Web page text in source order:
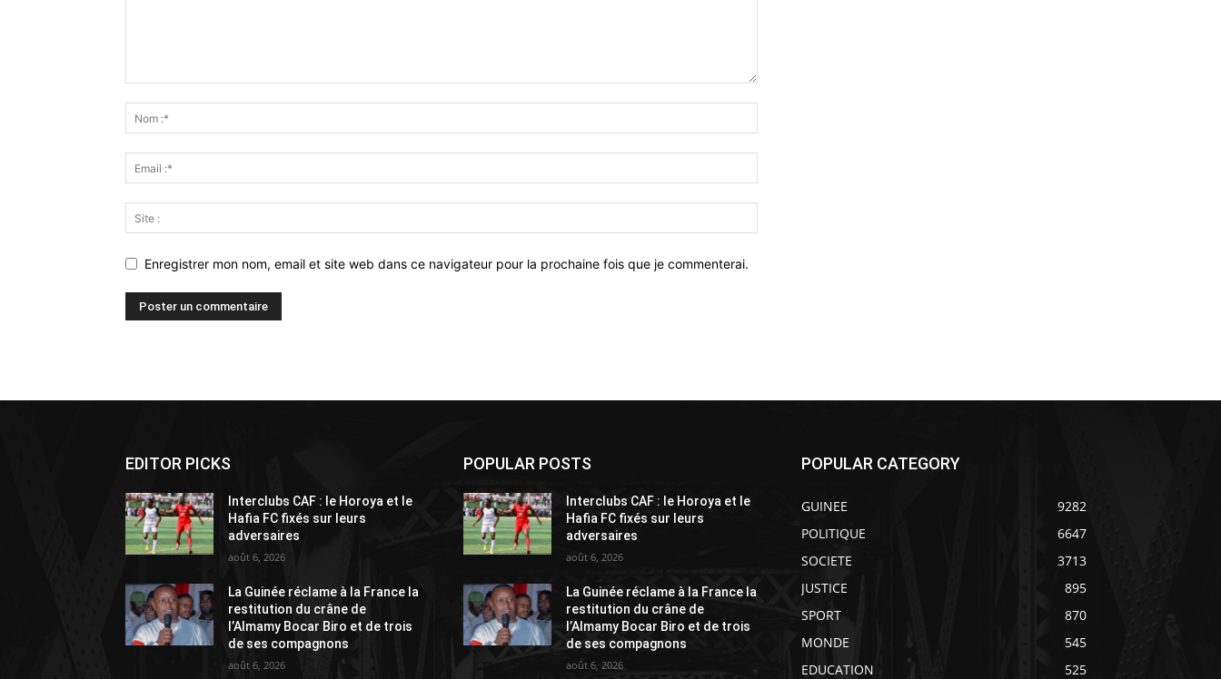
Enregistrer mon nom, email et site web dans ce navigateur pour la prochaine fois que je commenterai.
EDITOR PICKS
Interclubs CAF : le Horoya et le
Hafia FC fixés sur leurs
adversaires
août 6, 2026
La Guinée réclame à la France la
restitution du crâne de
l’Almamy Bocar Biro et de trois
de ses compagnons
août 6, 2026
POPULAR POSTS
Interclubs CAF : le Horoya et le
Hafia FC fixés sur leurs
adversaires
août 6, 2026
La Guinée réclame à la France la
restitution du crâne de
l’Almamy Bocar Biro et de trois
de ses compagnons
août 6, 2026
POPULAR CATEGORY
GUINEE
9282
POLITIQUE
6647
SOCIETE
3713
JUSTICE
895
SPORT
870
MONDE
545
EDUCATION
525